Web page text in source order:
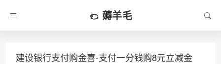
薅羊毛
建设银行支付购金喜-支付一分钱购8元立减金